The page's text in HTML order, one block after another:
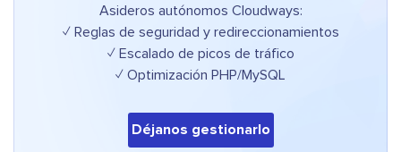
Asideros autónomos Cloudways:
✓ Reglas de seguridad y redireccionamientos
✓ Escalado de picos de tráfico
✓ Optimización PHP/MySQL
Déjanos gestionarlo